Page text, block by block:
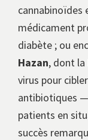
cannabinoïdes
médicament
diabète ; ou
Hazan, dont
virus pour
antibiotiques
patients en
succès